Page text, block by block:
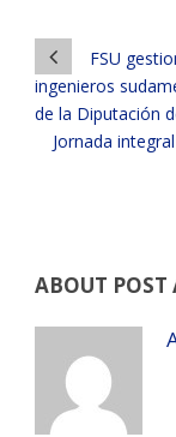
FSU
ingenieros
de la Diputación
Jornada
ABOUT POST